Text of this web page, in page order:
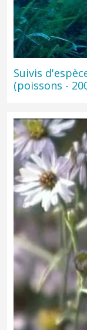
Suivis
(poissons -
Guillaume Sellier,
création du Parc